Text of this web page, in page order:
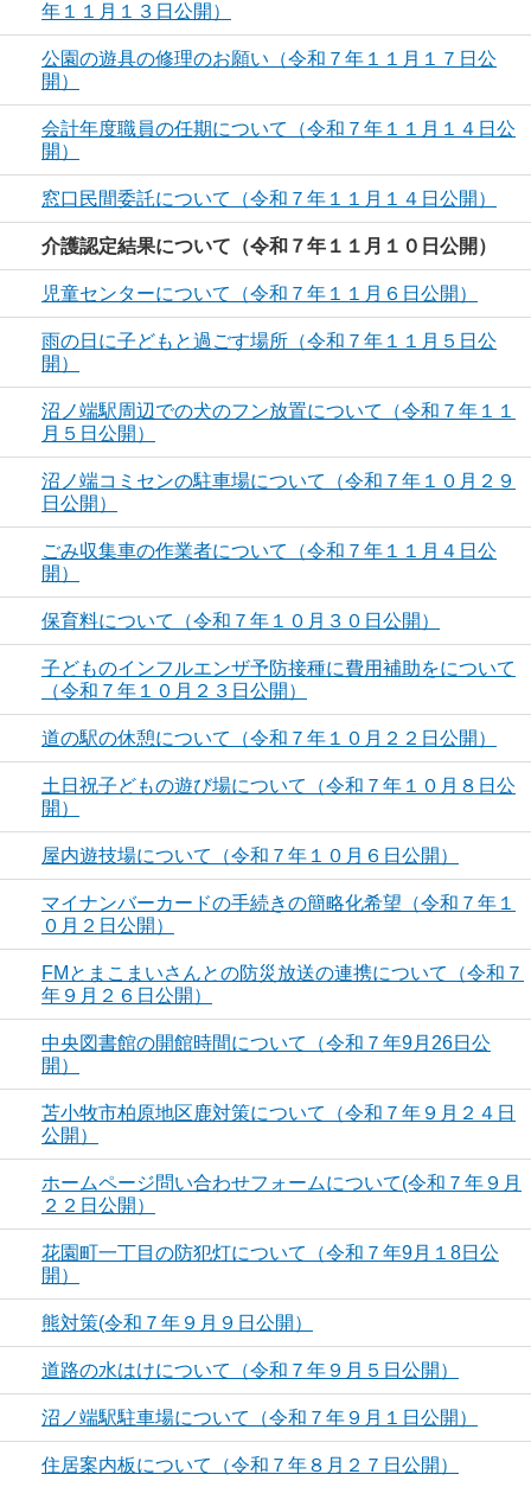
年１１月１３日公開）
公園の遊具の修理のお願い（令和７年１１月１７日公
開）
会計年度職員の任期について（令和７年１１月１４日公
開）
窓口民間委託について（令和７年１１月１４日公開）
介護認定結果について（令和７年１１月１０日公開）
児童センターについて（令和７年１１月６日公開）
雨の日に子どもと過ごす場所（令和７年１１月５日公
開）
沼ノ端駅周辺での犬のフン放置について（令和７年１１
月５日公開）
沼ノ端コミセンの駐車場について（令和７年１０月２９
日公開）
ごみ収集車の作業者について（令和７年１１月４日公
開）
保育料について（令和７年１０月３０日公開）
子どものインフルエンザ予防接種に費用補助をについて
（令和７年１０月２３日公開）
道の駅の休憩について（令和７年１０月２２日公開）
土日祝子どもの遊び場について（令和７年１０月８日公
開）
屋内遊技場について（令和７年１０月６日公開）
マイナンバーカードの手続きの簡略化希望（令和７年１
０月２日公開）
FMとまこまいさんとの防災放送の連携について（令和７
年９月２６日公開）
中央図書館の開館時間について（令和７年9月26日公
開）
苫小牧市柏原地区鹿対策について（令和７年９月２４日
公開）
ホームページ問い合わせフォームについて(令和７年９月
２２日公開）
花園町一丁目の防犯灯について（令和７年9月１8日公
開）
熊対策(令和７年９月９日公開）
道路の水はけについて（令和７年９月５日公開）
沼ノ端駅駐車場について（令和７年９月１日公開）
住居案内板について（令和７年８月２７日公開）